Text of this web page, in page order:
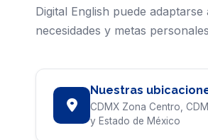
Digital English puede adaptarse
necesidades y metas
Nuestras
CDMX Zona Centro,
y Estado de México